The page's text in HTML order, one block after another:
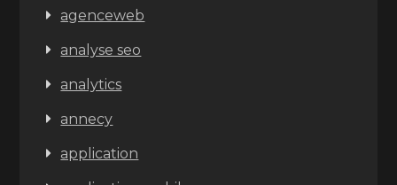
agenceweb
analyse seo
analytics
annecy
application